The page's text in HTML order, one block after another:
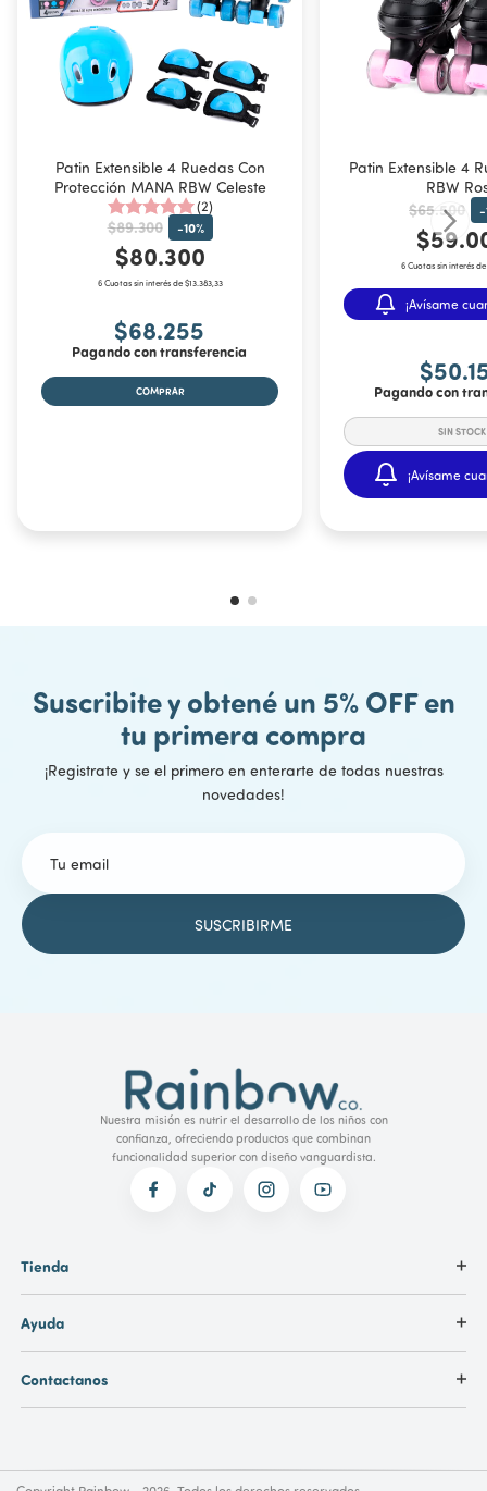
Patin Extensible 4 Ruedas Con
Protección MANA RBW Celeste
(2)
$89.300 -10%
$80.300
6 Cuotas sin interés de $13.383,33
$68.255
Pagando con transferencia
COMPRAR
Patin Extensible 4
RBW
$65.500 -
6 Cuotas sin interés de
¡Avísame
Pagando con
¡Avísame
Suscribite y obtené un 5% OFF en
tu primera compra
¡Registrate y se el primero en enterarte de todas nuestras
novedades!
Nuestra misión es nutrir el desarrollo de los niños con
confianza, ofreciendo productos que combinan
funcionalidad superior con diseño vanguardista.
Tienda
Ayuda
Contactanos